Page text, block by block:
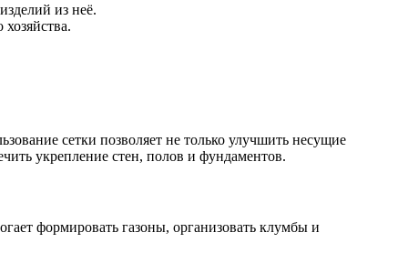
Труба ВГП
из неё.
сетки позволяет не только улучшить несущие
укрепление стен, полов и фундаментов.
формировать газоны, организовать клумбы и